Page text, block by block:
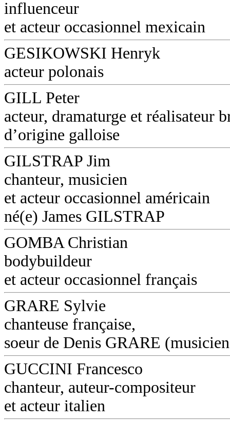
influenceur
et acteur occasionnel mexicain
GESIKOWSKI Henryk
acteur polonais
GILL Peter
acteur, dramaturge et réalisateur
d’origine galloise
GILSTRAP Jim
chanteur, musicien
et acteur occasionnel américain
né(e) James GILSTRAP
GOMBA Christian
bodybuildeur
et acteur occasionnel français
GRARE Sylvie
chanteuse française,
soeur de Denis GRARE
GUCCINI Francesco
chanteur, auteur-compositeur
et acteur italien